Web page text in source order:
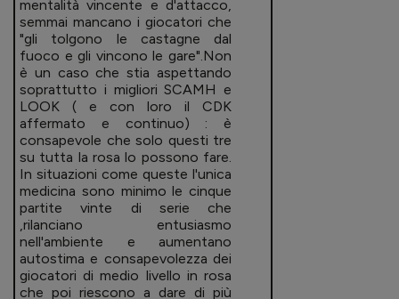
mentalità vincente e d'attacco,
semmai mancano i giocatori che
"gli tolgono le castagne dal
fuoco e gli vincono le gare".Non
è un caso che stia aspettando
soprattutto i migliori SCAMH e
LOOK ( e con loro il CDK
affermato e continuo) : è
consapevole che solo questi tre
su tutta la rosa lo possono fare.
In situazioni come queste l'unica
medicina sono minimo le cinque
partite vinte di serie che
,rilanciano entusiasmo
nell'ambiente e aumentano
autostima e consapevolezza dei
giocatori di medio livello in rosa
che poi riescono a dare di più